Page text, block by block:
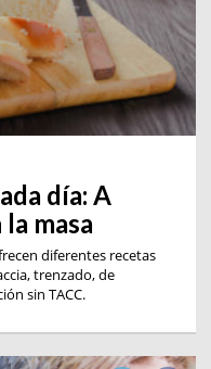
día: A
masa
diferentes recetas
trenzado, de
sin TACC.